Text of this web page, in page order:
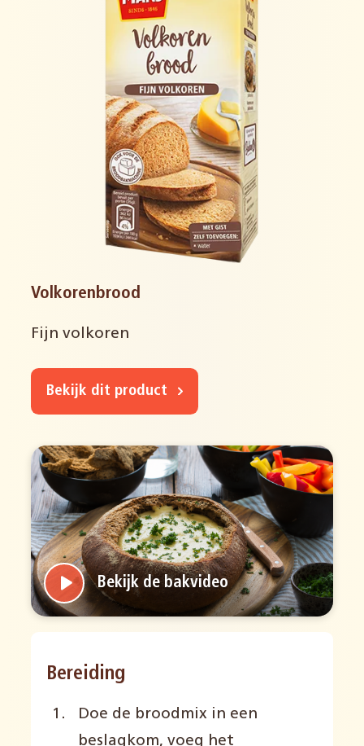
Volkorenbrood
Fijn volkoren
Bekijk dit product
Bekijk de bakvideo
Bereiding
Doe de broodmix in een
beslagkom, voeg het